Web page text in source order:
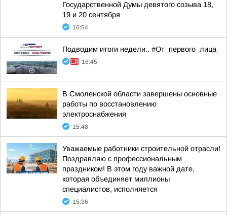
Государственной Думы девятого созыва 18,
19 и 20 сентября
16:54
Подводим итоги недели.. #От_первого_лица
16:45
В Смоленской области завершены основные
работы по восстановлению
электроснабжения
15:48
Уважаемые работники строительной отрасли!
Поздравляю с профессиональным
праздником! В этом году важной дате,
которая объединяет миллионы
специалистов, исполняется
15:36